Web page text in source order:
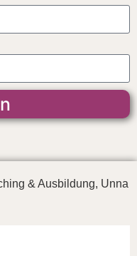
& Ausbildung, Unna